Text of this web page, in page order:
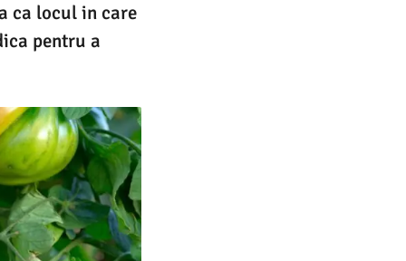
ca locul in care
pentru a